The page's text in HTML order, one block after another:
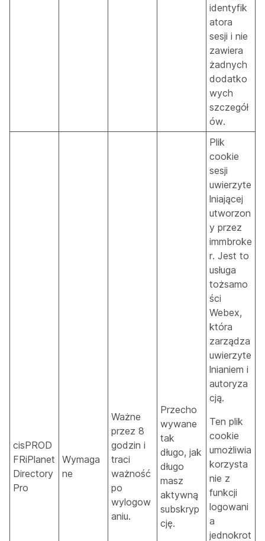
identyfik
atora
sesji i nie
zawiera
żadnych
dodatko
wych
szczegół
ów.
cisPROD
FRiPlanet
Directory
Pro
Wymaga
ne
Ważne
przez 8
godzin i
traci
ważność
po
wylogow
aniu.
Przecho
wywane
tak
długo, jak
długo
masz
aktywną
subskryp
cję.
Plik
cookie
sesji
uwierzyte
lniającej
utworzon
y przez
immbroke
r. Jest to
usługa
tożsamo
ści
Webex,
która
zarządza
uwierzyte
lnianiem i
autoryza
cją.
Ten plik
cookie
umożliwia
korzysta
nie z
funkcji
logowani
a
jednokrot